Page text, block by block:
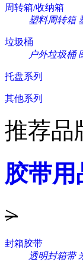
周转箱/收纳箱
塑料周转箱
垃圾桶
户外垃圾桶
托盘系列
其他系列
推荐品
胶带用
>
封箱胶带
透明封箱带